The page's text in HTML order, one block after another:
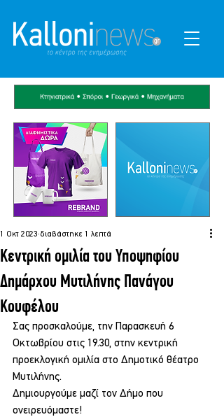
Κεντρική ομιλία του Υποψηφίου
Δημάρχου Μυτιλήνης Πανάγου
Κουφέλου
1 Οκτ 2023 διαβάστηκε 1 λεπτά
Σας προσκαλούμε, την Παρασκευή 6
Οκτωβρίου στις 19.30, στην κεντρική
προεκλογική ομιλία στο Δημοτικό θέατρο
Μυτιλήνης.
Δημιουργούμε μαζί τον Δήμο που
ονειρευόμαστε!